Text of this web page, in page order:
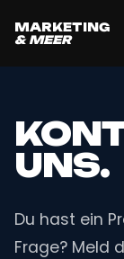
MARKETING
& MEER
UNS.
Du hast ein
Frage? Meld